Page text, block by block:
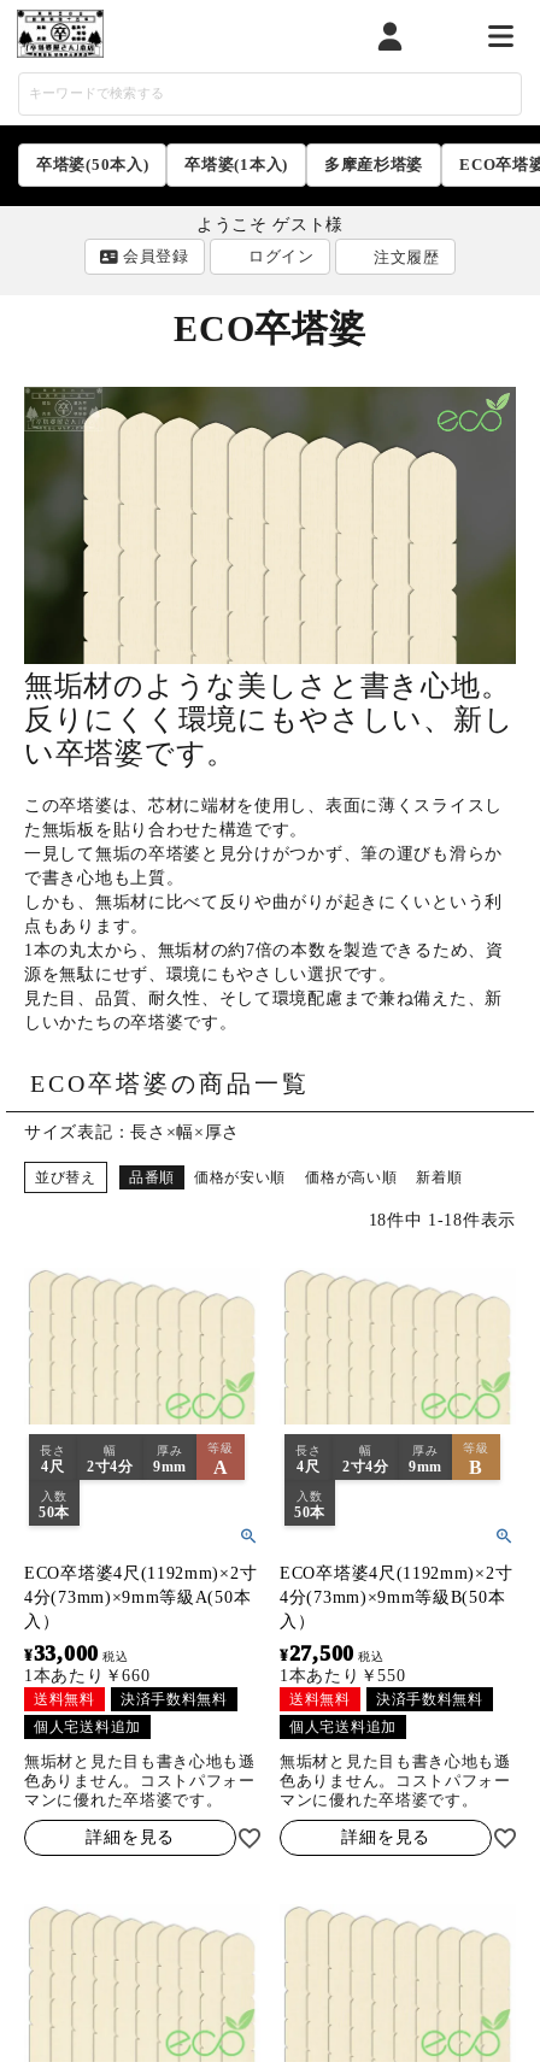
マイページカート メニ
卒塔婆(50本入) 卒塔婆(1本入) 多摩産杉塔婆 ECO卒塔
ようこそ ゲスト様
会員登録
ログイン 注文履歴
ACCOUNT MENU
ようこそ ゲスト 様
ログイン
ホーム
商品から探す
特集
会員メニュー
ご利用ガイド
お問い合わせ
よみもの
ご購入履歴・再注文
プライバシーポリシー
お問い合わせ
ECO卒塔婆
無垢材のような美しさと書き心地。
反りにくく環境にもやさしい、新し
い卒塔婆です。
この卒塔婆は、芯材に端材を使用し、表面に薄くスライスし
た無垢板を貼り合わせた構造です。
一見して無垢の卒塔婆と見分けがつかず、筆の運びも滑らか
で書き心地も上質。
しかも、無垢材に比べて反りや曲がりが起きにくいという利
点もあります。
1本の丸太から、無垢材の約7倍の本数を製造できるため、資
源を無駄にせず、環境にもやさしい選択です。
見た目、品質、耐久性、そして環境配慮まで兼ね備えた、新
しいかたちの卒塔婆です。
ECO卒塔婆の商品一覧
サイズ表記：長さ×幅×厚さ
並び替え 品番順 価格が安い順 価格が高い順 新着順
18件中 1 -18件表示
長さ
4尺
幅
2寸4分
厚み
9mm
等級
A
入数
50本
ECO卒塔婆4尺(1192mm)×2寸
4分(73mm)×9mm等級A(50本
入）
¥33,000 税込
1本あたり￥660
送料無料
決済手数料無料
個人宅送料追加
無垢材と見た目も書き心地も遜
色ありません。コストパフォー
マンに優れた卒塔婆です。
詳細を見る
長さ
4尺
幅
2寸4分
厚み
9mm
等級
B
入数
50本
ECO卒塔婆4尺(1192mm)×2寸
4分(73mm)×9mm等級B(50本
入）
¥27,500 税込
1本あたり￥550
送料無料
決済手数料無料
個人宅送料追加
無垢材と見た目も書き心地も遜
色ありません。コストパフォー
マンに優れた卒塔婆です。
詳細を見る